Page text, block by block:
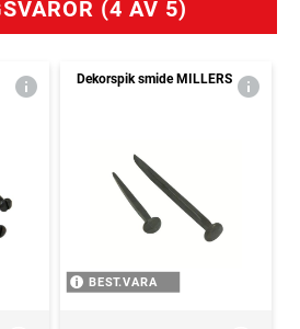
(4 AV 5)
Dekorspik smide MILLERS
BEST.VARA